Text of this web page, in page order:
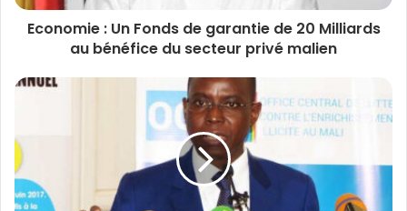
Economie : Un Fonds de garantie de 20 Milliards
au bénéfice du secteur privé malien